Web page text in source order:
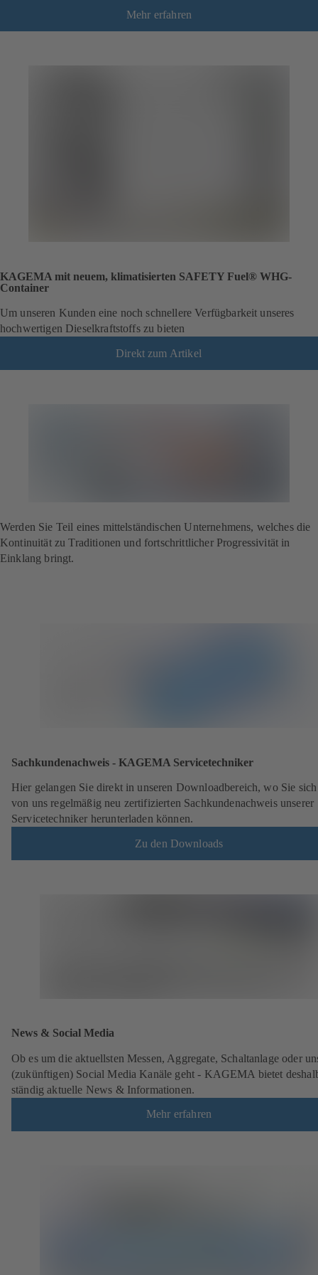
Mehr erfahren
KAGEMA mit neuem, klimatisierten SAFETY Fuel® WHG-
Container
Um unseren Kunden eine noch schnellere Verfügbarkeit unseres
hochwertigen Dieselkraftstoffs zu bieten
Direkt zum Artikel
Werden Sie Teil eines mittelständischen Unternehmens, welches die
Kontinuität zu Traditionen und fortschrittlicher Progressivität in
Einklang bringt.
Sachkundenachweis - KAGEMA Servicetechniker
Hier gelangen Sie direkt in unseren Downloadbereich, wo Sie
von uns regelmäßig neu zertifizierten Sachkundenachweis unserer
Servicetechniker herunterladen können.
Zu den Downloads
News & Social Media
Ob es um die aktuellsten Messen, Aggregate, Schaltanlage oder
(zukünftigen) Social Media Kanäle geht - KAGEMA bietet
ständig aktuelle News & Informationen.
Mehr erfahren